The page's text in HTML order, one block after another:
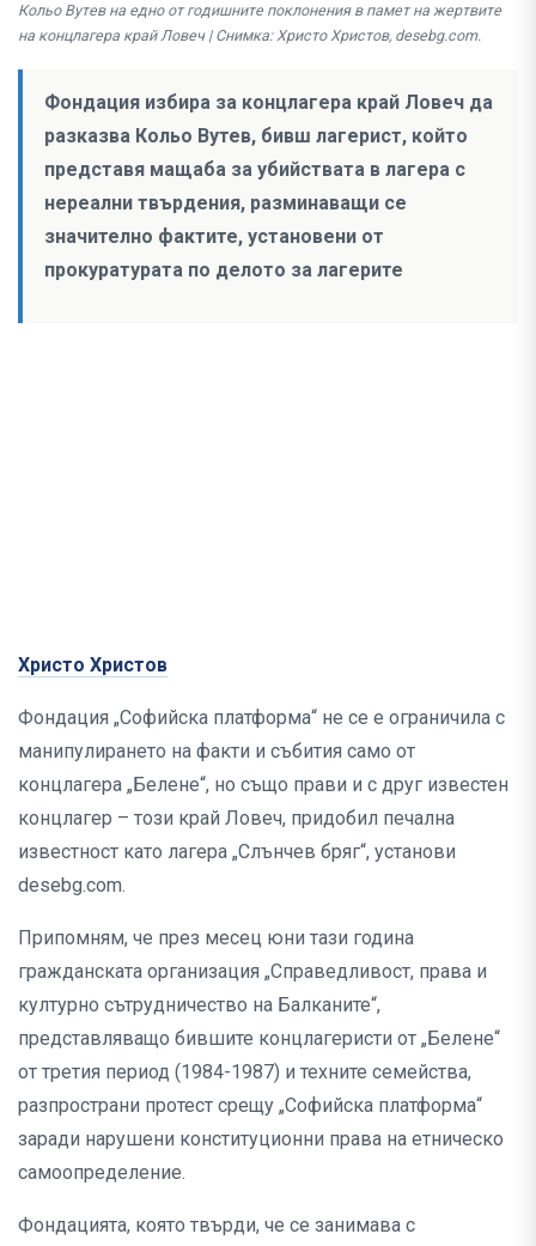
Кольо Вутев на едно от годишните поклонения в памет на жертвите
на концлагера край Ловеч | Снимка: Христо Христов, desebg.com.
Фондация избира за концлагера край Ловеч да
разказва Кольо Вутев, бивш лагерист, който
представя мащаба за убийствата в лагера с
нереални твърдения, разминаващи се
значително фактите, установени от
прокуратурата по делото за лагерите
Христо Христов
Фондация „Софийска платформа“ не се е ограничила с
манипулирането на факти и събития само от
концлагера „Белене“, но също прави и с друг известен
концлагер – този край Ловеч, придобил печална
известност като лагера „Слънчев бряг“, установи
desebg.com.
Припомням, че през месец юни тази година
гражданската организация „Справедливост, права и
културно сътрудничество на Балканите“,
представляващо бившите концлагеристи от „Белене“
от третия период (1984-1987) и техните семейства,
разпространи протест срещу „Софийска платформа“
заради нарушени конституционни права на етническо
самоопределение.
Фондацията, която твърди, че се занимава с